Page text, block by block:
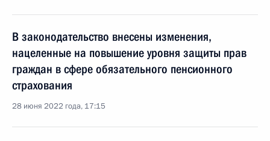
В законодательство внесены изменения,
нацеленные на повышение уровня защиты прав
граждан в сфере обязательного пенсионного
страхования
28 июня 2022 года, 17:15